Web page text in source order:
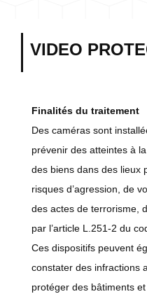
VIDEO
Finalités du traitement
Des caméras sont
prévenir des atteintes à
des biens dans des lieux
risques d’agression, de
des actes de terrorisme,
par l’article L.251-2 du
Ces dispositifs peuvent
constater des infractions
protéger des bâtiments